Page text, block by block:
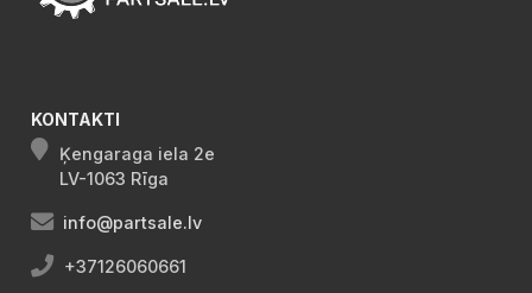
KONTAKTI
Ķengaraga iela 2e
LV-1063 Rīga
info@partsale.lv
+37126060661